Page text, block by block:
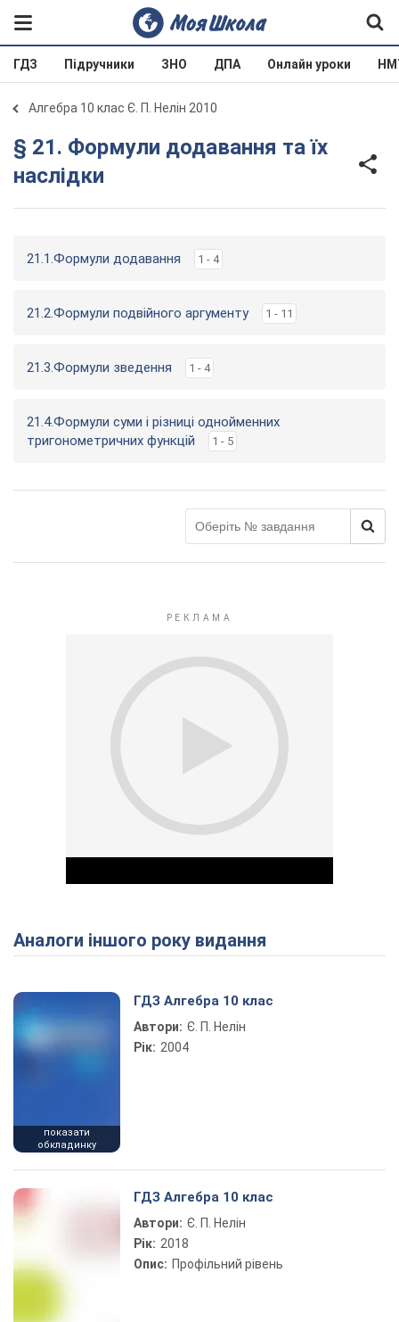
ГДЗ Підручники ЗНО ДПА Онлайн уроки
Алгебра 10 клас Є. П. Нелін 2010
§ 21. Формули додавання та їх
наслідки
21.1.Формули додавання 1 - 4
21.2.Формули подвійного аргументу 1 - 11
21.3.Формули зведення 1 - 4
21.4.Формули суми і різниці однойменних
тригонометричних функцій
1 - 5
Play Video
Аналоги іншого року видання
показати
обкладинку
ГДЗ Алгебра 10 клас
Автори: Є. П. Нелін
Рік: 2004
ГДЗ Алгебра 10 клас
Автори: Є. П. Нелін
Рік: 2018
Опис: Профільний рівень